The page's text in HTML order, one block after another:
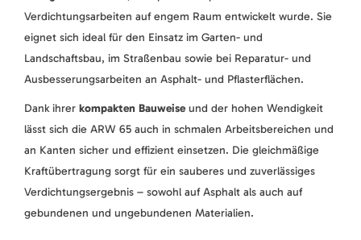
Verdichtungsarbeiten auf engem Raum entwickelt wurde. Sie
eignet sich ideal für den Einsatz im Garten- und
Landschaftsbau, im Straßenbau sowie bei Reparatur- und
Ausbesserungsarbeiten an Asphalt- und Pflasterflächen.
Dank ihrer kompakten Bauweiseund der hohen Wendigkeit
lässt sich die ARW 65 auch in schmalen Arbeitsbereichen und
an Kanten sicher und effizient einsetzen. Die gleichmäßige
Kraftübertragung sorgt für ein sauberes und zuverlässiges
Verdichtungsergebnis – sowohl auf Asphalt als auch auf
gebundenen und ungebundenen Materialien.